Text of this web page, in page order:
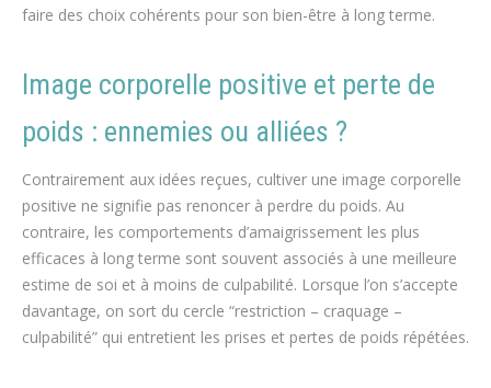
faire des choix cohérents pour son bien-être à long terme.
Image corporelle positive et perte de
poids : ennemies ou alliées ?
Contrairement aux idées reçues, cultiver une image corporelle
positive ne signifie pas renoncer à perdre du poids. Au
contraire, les comportements d’amaigrissement les plus
efficaces à long terme sont souvent associés à une meilleure
estime de soi et à moins de culpabilité. Lorsque l’on s’accepte
davantage, on sort du cercle “restriction – craquage –
culpabilité” qui entretient les prises et pertes de poids répétées.